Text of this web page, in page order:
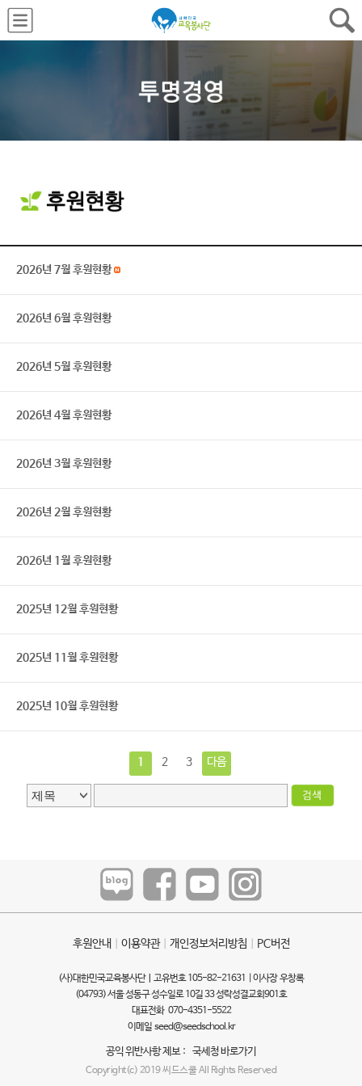
2026년 7월 후원현황
2026년 6월 후원현황
2026년 5월 후원현황
2026년 4월 후원현황
2026년 3월 후원현황
2026년 2월 후원현황
2026년 1월 후원현황
2025년 12월 후원현황
2025년 11월 후원현황
2025년 10월 후원현황
1 2 3 다음
후원안내 이용약관ㅣ 개인정보처리방침 PC버전
(사)대한민국교육봉사단ㅣ고유번호 105-82-21631 | 이사장 우창록
(04793) 서울 성동구 성수일로 10길 33 성락성결교회901호
대표전화 070-4351-5522
이메일 seed@seedschool.kr
공익 위반사항 제보 : 국세청 바로가기
Copyright(c) 2019 씨드스쿨 All Rights Reserved